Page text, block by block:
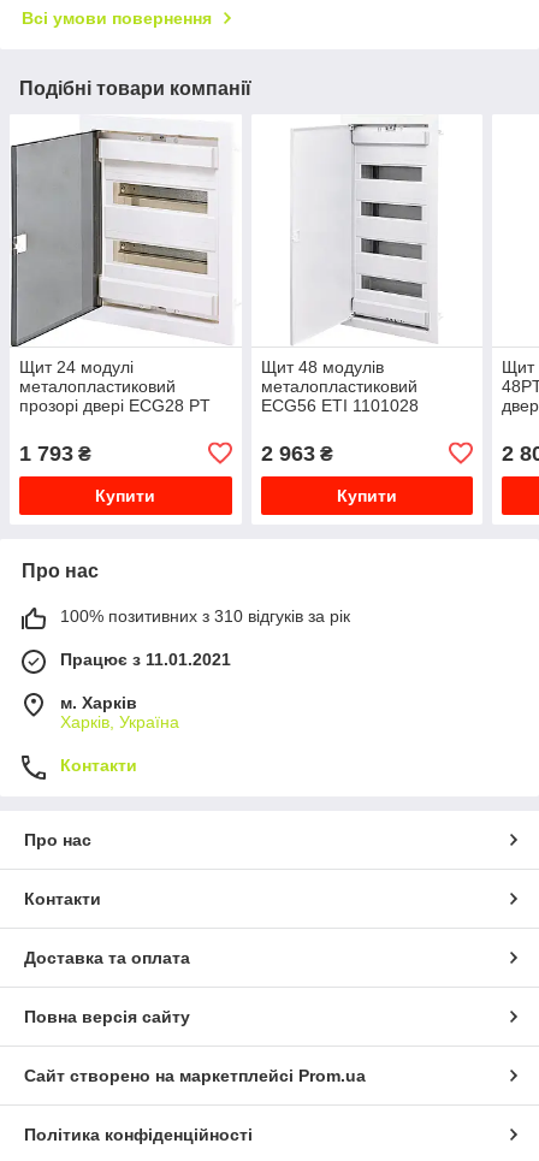
Всі умови повернення
Подібні товари компанії
Щит 24 модулі
металопластиковий
прозорі двері ECG28 PT
1 793 ₴
Купити
Щит 48 модулів
металопластиковий
ECG56 ETI 1101028
2 963₴
Купити
Щит
2
Про нас
100% позитивних з 310 відгуків за рік
Працює з 11.01.2021
м. Харків
Харків, Україна
Контакти
Про нас
Контакти
Доставка та оплата
Повна версія сайту
Сайт створено на маркетплейсі Prom.ua
Політика конфіденційності